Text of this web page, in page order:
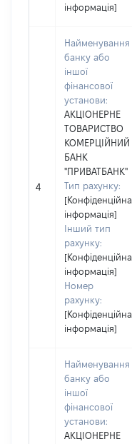
інформація]
4
Найменування
банку або
іншої
фінансової
установи:
АКЦІОНЕРНЕ
ТОВАРИСТВО
КОМЕРЦІЙНИЙ
БАНК
"ПРИВАТБАНК"
Тип рахунку:
[Конфіденційна
інформація]
Інший тип
рахунку:
[Конфіденційна
інформація]
Номер
рахунку:
[Конфіденційна
інформація]
Найменування
банку або
іншої
фінансової
установи:
АКЦІОНЕРНЕ